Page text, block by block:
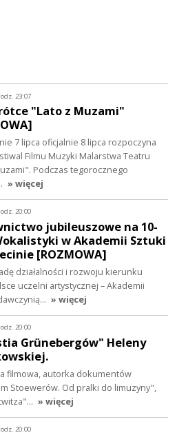
23:07
"Lato z Muzami"
7 lipca oficjalnie 8 lipca rozpoczyna
Filmu Muzyki Malarstwa Teatru
Podczas tegorocznego
» więcej
20:00
jubileuszowe na 10-
w Akademii Sztuki
[ROZMOWA]
działalności i rozwoju kierunku
uczelni artystycznej – Akademii
» więcej
20:00
Grünebergów" Heleny
filmowa, autorka dokumentów
Stoewerów. Od pralki do limuzyny",
» więcej
20:00